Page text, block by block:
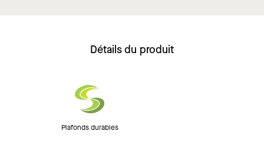
Détails du produit
Plafonds durables